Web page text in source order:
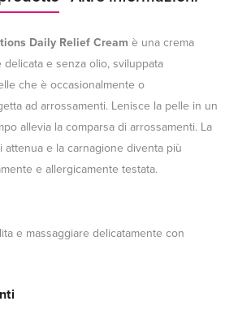
Daily Relief Cream è una crema
e senza olio, sviluppata
che è occasionalmente o
ad arrossamenti. Lenisce la pelle in un
allevia la comparsa di arrossamenti. La
e la carnagione diventa più
e allergicamente testata.
e massaggiare delicatamente con